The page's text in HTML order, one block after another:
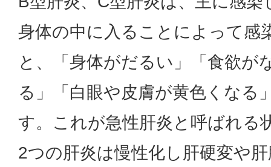
身体の中に入ることによって感
と、「身体がだるい」「食欲が
る」「白眼や皮膚が黄色くなる
す。これが急性肝炎と呼ばれる
2つの肝炎は慢性化し肝硬変や